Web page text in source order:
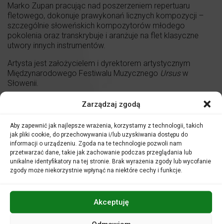
Zarządzaj zgodą
Aby zapewnić jak najlepsze wrażenia, korzystamy z technologii, takich
jak pliki cookie, do przechowywania i/lub uzyskiwania dostępu do
informacji o urządzeniu. Zgoda na te technologie pozwoli nam
przetwarzać dane, takie jak zachowanie podczas przeglądania lub
unikalne identyfikatory na tej stronie. Brak wyrażenia zgody lub wycofanie
zgody może niekorzystnie wpłynąć na niektóre cechy i funkcje.
Akceptuję
Marko Zupan pracując nad poszerzeniem repertuaru
fletowego, dokonuje prawykonań licznych kompozycji –
szczególnie słoweńskich kompozytorów młodego
pokolenia oraz transkrybuje i aranżuje na flet klasyczne
utwory innych instrumentów.
Artysta jest założycielem i dyrektorem artystycznym
Międzynarodowego Festiwalu Muzycznego Ursusw
Słowenii.
to miejsce, w którym w tej chwili jestem. W czasie koncertu
będzie to Sala koncertowa Filharmonii Opolskiej.
Gdybym nie był muzykiem, pewnie byłbym
Za największy sukces artystyczny uważam